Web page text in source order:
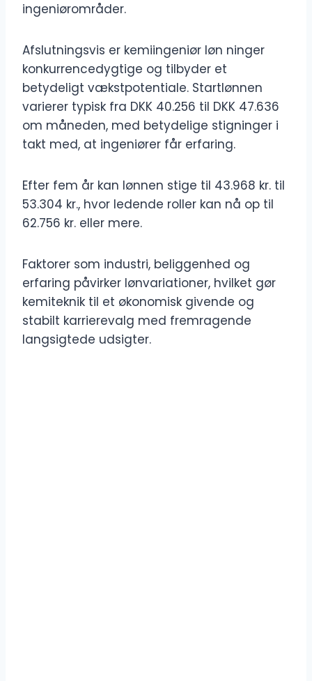
ingeniørområder.
Afslutningsvis er kemiingeniør løn ninger
konkurrencedygtige og tilbyder et
betydeligt vækstpotentiale. Startlønnen
varierer typisk fra DKK 40.256 til DKK 47.636
om måneden, med betydelige stigninger i
takt med, at ingeniører får erfaring.
Efter fem år kan lønnen stige til 43.968 kr. til
53.304 kr., hvor ledende roller kan nå op til
62.756 kr. eller mere.
Faktorer som industri, beliggenhed og
erfaring påvirker lønvariationer, hvilket gør
kemiteknik til et økonomisk givende og
stabilt karrierevalg med fremragende
langsigtede udsigter.